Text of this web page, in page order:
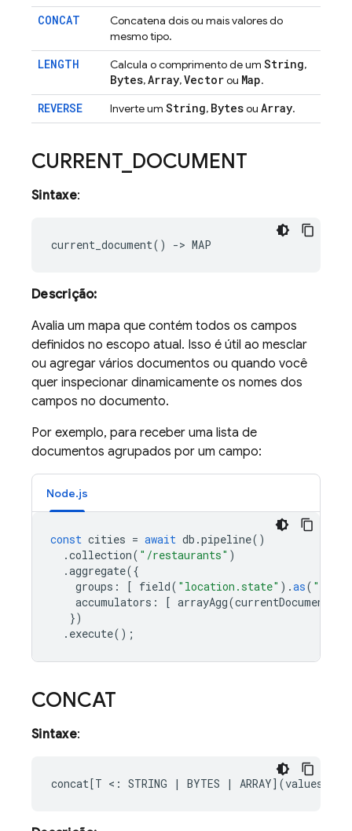
CONCAT
Concatena dois ou mais valores do
mesmo tipo.
LENGTH Calcula o comprimento de um String,
Bytes,Array,Vectorou Map.
REVERSE Inverte um String, Bytesou Array.
CURRENT_ DOCUMENT
Sintaxe:
Descrição:
Avalia um mapa que contém todos os campos
definidos no escopo atual. Isso é útil ao mesclar
ou agregar vários documentos ou quando você
quer inspecionar dinamicamente os nomes dos
campos no documento.
Por exemplo, para receber uma lista de
documentos agrupados por um campo:
Node.js
const cities = await db .pipeline()
.collection( "/restaurants" )
.aggregate({
groups : [ field( "location.state" ).as(
accumulators : [ arrayAgg(currentDocument
})
. execute();
CONCAT
Sintaxe: